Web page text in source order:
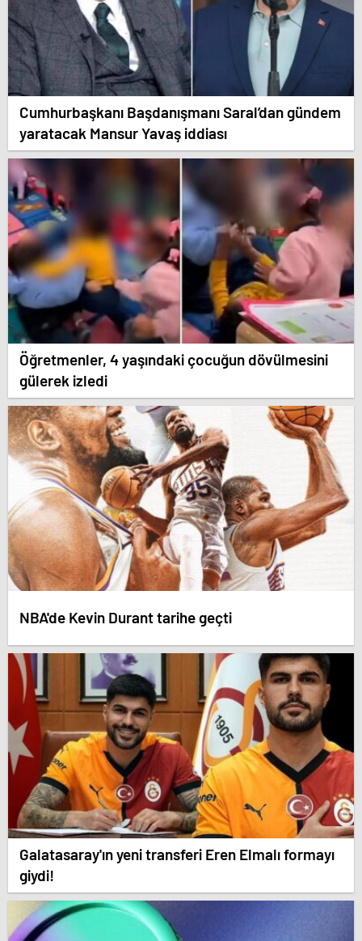
Cumhurbaşkanı Başdanışmanı Saral’dan gündem
yaratacak Mansur Yavaş iddiası
Öğretmenler, 4 yaşındaki çocuğun dövülmesini
gülerek izledi
NBA'de Kevin Durant tarihe geçti
Galatasaray'ın yeni transferi Eren Elmalı formayı
giydi!